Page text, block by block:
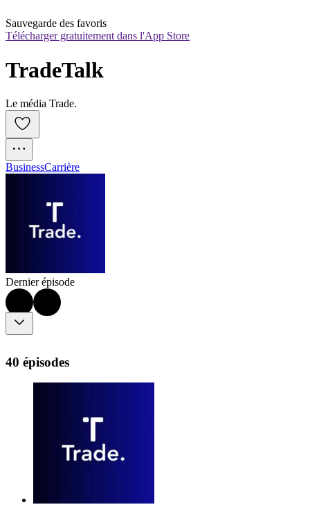
Sauvegarde des favoris
Télécharger gratuitement dans l'App Store
TradeTalk
Le média Trade.
BusinessCarrière
Dernier épisode
40 épisodes